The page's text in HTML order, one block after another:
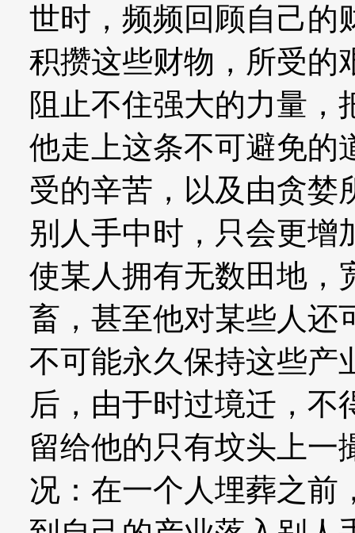
世时，频频回顾自己的
积攒这些财物，所受的
阻止不住强大的力量，
他走上这条不可避免的
受的辛苦，以及由贪婪
别人手中时，只会更增
使某人拥有无数田地，
畜，甚至他对某些人还
不可能永久保持这些产
后，由于时过境迁，不
留给他的只有坟头上一
况：在一个人埋葬之前